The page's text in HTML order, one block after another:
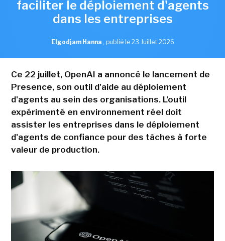
faciliter le déploiement d'agents
dans les entreprises
Elgodjam Hanna , publié le 23 Juillet 2026
Ce 22 juillet, OpenAI a annoncé le lancement de
Presence, son outil d'aide au déploiement
d'agents au sein des organisations. L'outil
expérimenté en environnement réel doit
assister les entreprises dans le déploiement
d'agents de confiance pour des tâches à forte
valeur de production.